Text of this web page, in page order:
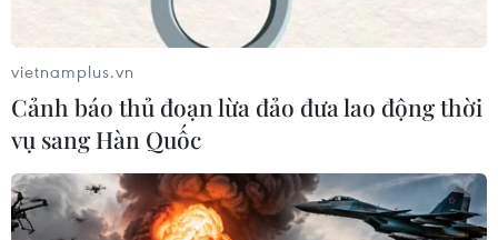
vietnamplus.vn
Cảnh báo thủ đoạn lừa đảo đưa lao động thời
vụ sang Hàn Quốc